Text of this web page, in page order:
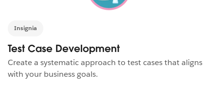
Insignia
Test Case Development
Create a systematic approach to test cases that aligns
with your business goals.